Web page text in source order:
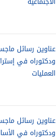
عناوين رسائل
ودكتوراه في
العمليات
عناوين رسائل
ودكتوراه في